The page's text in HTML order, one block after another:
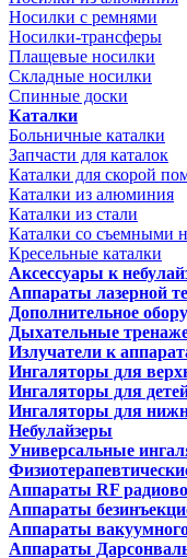
Носилки с ремнями
Носилки-трансферы
Плащевые носилки
Складные носилки
Спинные доски
Каталки
Больничные каталки
Запчасти для каталок
Каталки для скорой
Каталки из алюминия
Каталки из стали
Каталки со съемными
Кресельные каталки
Аксессуары к
Аппараты лазерной
Дополнительное
Дыхательные
Излучатели к
Ингаляторы для
Ингаляторы для
Ингаляторы для
Небулайзеры
Универсальные
Аппараты RF
Аппараты
Аппараты
Аппараты